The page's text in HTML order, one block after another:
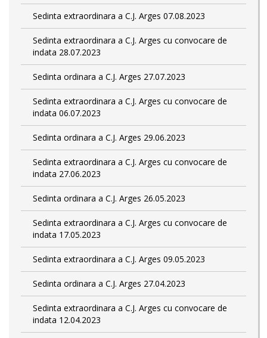
Sedinta extraordinara a C.J. Arges 07.08.2023
Sedinta extraordinara a C.J. Arges cu convocare de
indata 28.07.2023
Sedinta ordinara a C.J. Arges 27.07.2023
Sedinta extraordinara a C.J. Arges cu convocare de
indata 06.07.2023
Sedinta ordinara a C.J. Arges 29.06.2023
Sedinta extraordinara a C.J. Arges cu convocare de
indata 27.06.2023
Sedinta ordinara a C.J. Arges 26.05.2023
Sedinta extraordinara a C.J. Arges cu convocare de
indata 17.05.2023
Sedinta extraordinara a C.J. Arges 09.05.2023
Sedinta ordinara a C.J. Arges 27.04.2023
Sedinta extraordinara a C.J. Arges cu convocare de
indata 12.04.2023